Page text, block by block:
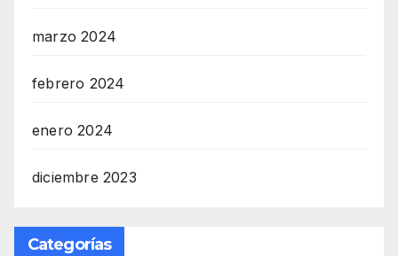
marzo 2024
febrero 2024
enero 2024
diciembre 2023
Categorías